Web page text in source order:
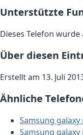
Unterstützte
Dieses Telefon
Über diesen
Erstellt am 13. Juli
Ähnliche
Samsung
Samsung